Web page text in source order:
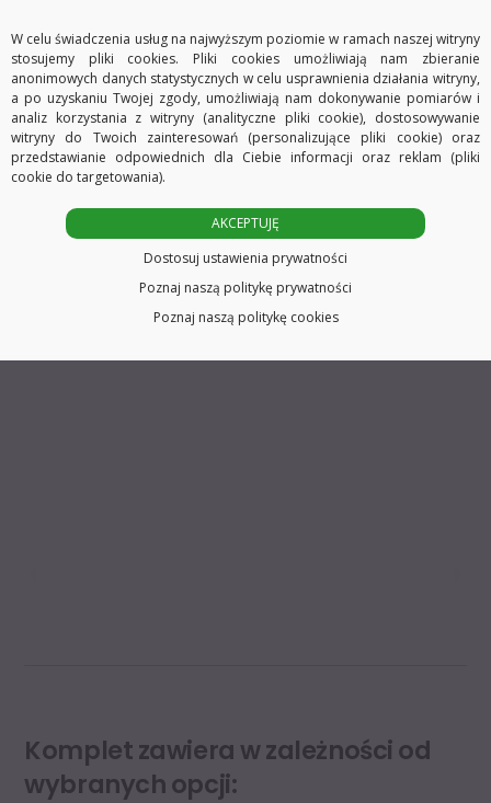
Komplet zawiera w zależności od
wybranych opcji:
W celu świadczenia usług na najwyższym poziomie w ramach naszej witryny
stosujemy pliki cookies. Pliki cookies umożliwiają nam zbieranie
anonimowych danych statystycznych w celu usprawnienia działania witryny,
a po uzyskaniu Twojej zgody, umożliwiają nam dokonywanie pomiarów i
analiz korzystania z witryny (analityczne pliki cookie), dostosowywanie
witryny do Twoich zainteresowań (personalizujące pliki cookie) oraz
przedstawianie odpowiednich dla Ciebie informacji oraz reklam (pliki
cookie do targetowania).
AKCEPTUJĘ
Dostosuj ustawienia prywatności
Poznaj naszą politykę prywatności
Poznaj naszą politykę cookies